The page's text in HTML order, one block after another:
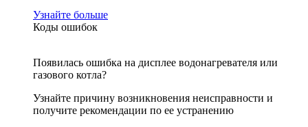
Узнайте больше
Коды ошибок
Появилась ошибка на дисплее водонагревателя или
газового котла?
Узнайте причину возникновения неисправности и
получите рекомендации по ее устранению